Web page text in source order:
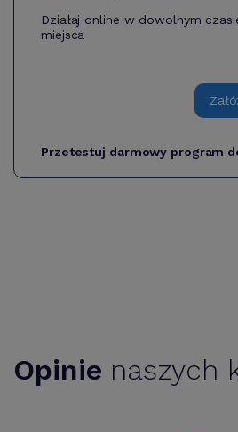
Działaj online w dowolnym
miejsca
Przetestuj darmowy program
Opinie naszych